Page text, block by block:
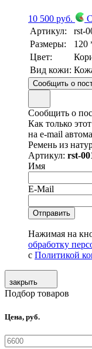
10 500 руб.
Артикул:
rst-
Размеры:
120
Цвет:
Вид кожи:
Сообщить о
Сообщить о
Как только
на e-mail
Ремень из
Артикул: rst-
Имя
E-Mail
Нажимая на
обработку
с Политикой
закрыть
Подбор товаров
Цена, руб.